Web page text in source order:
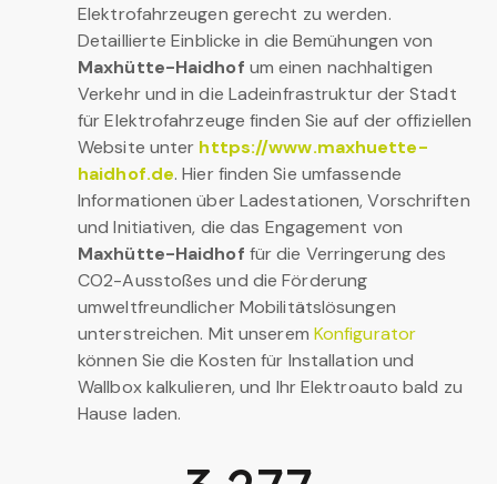
Elektrofahrzeugen gerecht zu werden.
Detaillierte Einblicke in die Bemühungen von
Maxhütte-Haidhof um einen nachhaltigen
Verkehr und in die Ladeinfrastruktur der Stadt
für Elektrofahrzeuge finden Sie auf der offiziellen
Website unter https://www.maxhuette-
haidhof.de. Hier finden Sie umfassende
Informationen über Ladestationen, Vorschriften
und Initiativen, die das Engagement von
Maxhütte-Haidhof für die Verringerung des
CO2-Ausstoßes und die Förderung
umweltfreundlicher Mobilitätslösungen
unterstreichen. Mit unserem Konfigurator
können Sie die Kosten für Installation und
Wallbox kalkulieren, und Ihr Elektroauto bald zu
Hause laden.